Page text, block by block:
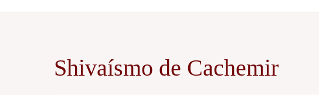
Shivaísmo de Cachemir